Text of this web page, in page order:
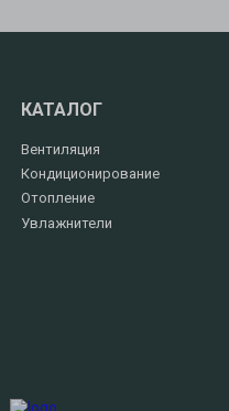
КАТАЛОГ
Вентиляция
Кондиционирование
Отопление
Увлажнители